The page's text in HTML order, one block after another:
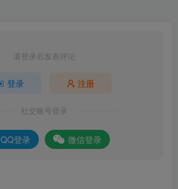
请登录后发表评论
登录 注册
社交账号登录
QQ登录 微信登录